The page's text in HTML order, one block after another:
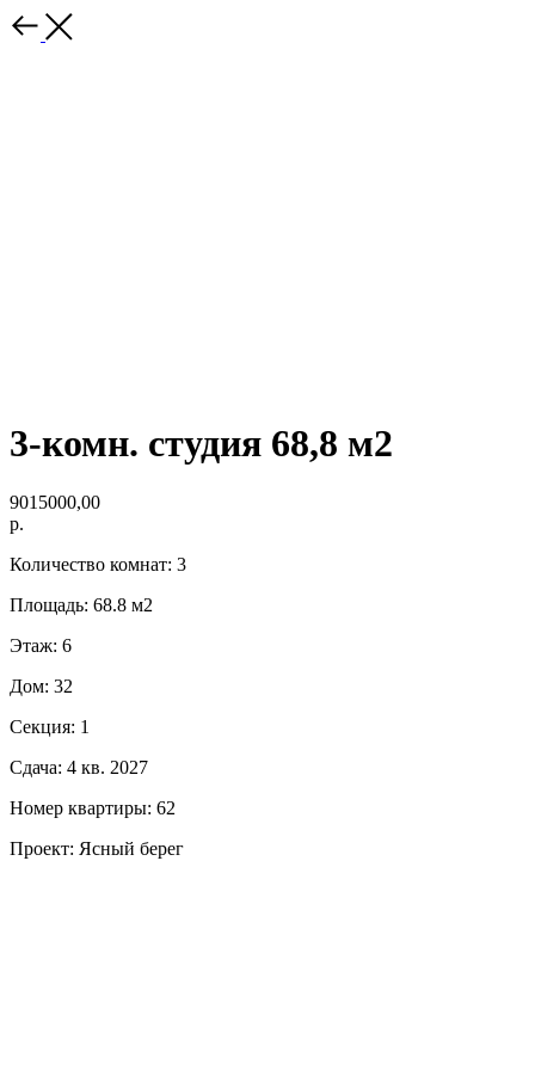
3-комн. студия 68,8 м2
9015000,00
р.
Количество комнат: 3
Площадь: 68.8 м2
Этаж: 6
Дом: 32
Секция: 1
Сдача: 4 кв. 2027
Номер квартиры: 62
Проект: Ясный берег